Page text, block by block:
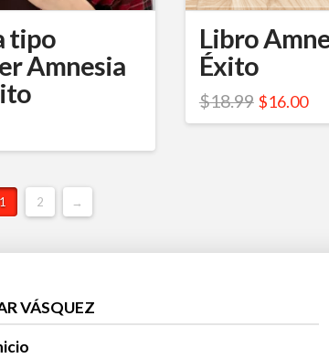
elegir
en
la
página
tipo
Amnesia
Libro
Éxito
$18.99 El
$16.00El
1 2 →
VÁSQUEZ